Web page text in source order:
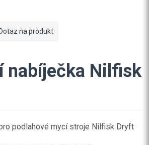
Dotaz na produkt
nabíječka Nilfisk
podlahové mycí stroje Nilfisk Dryft